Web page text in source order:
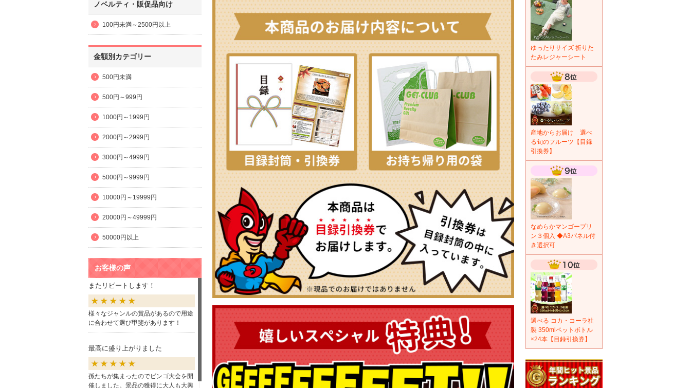
ノベルティ・販促品向け
100円未満～2500円以上
金額別カテゴリー
500円未満
500円～999円
1000円～1999円
2000円～2999円
3000円～4999円
5000円～9999円
10000円～19999円
20000円～49999円
50000円以上
お客様の声
またリピートします！
様々なジャンルの賞品があるので用途
に合わせて選び甲斐があります！
最高に盛り上がりました
孫たちが集まったのでビンゴ大会を開
催しました。景品の獲得に大人も大興
ゆったりサイズ 折りた
たみレジャーシート
産地からお届け 選べ
る旬のフルーツ【目録
引換券】
なめらかマンゴープリ
ン３個入 ◆A3パネル付
き選択可
選べる コカ・コーラ社
製 350mlペットボトル
×24本【目録引換券】